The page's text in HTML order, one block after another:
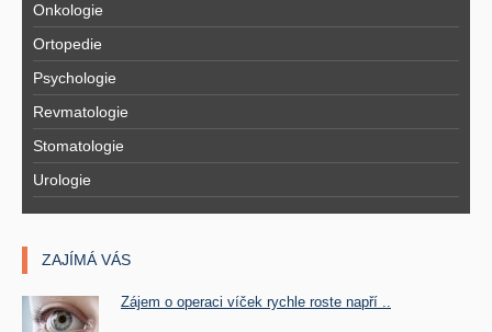
Onkologie
Ortopedie
Psychologie
Revmatologie
Stomatologie
Urologie
ZAJÍMÁ VÁS
Zájem o operaci víček rychle roste napří ..